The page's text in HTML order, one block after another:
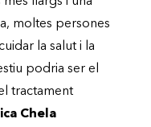
moltes persones
la salut i la
podria ser el
tractament
Chela